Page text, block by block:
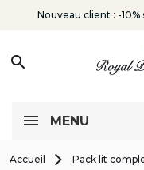
Nouveau client : -
search
MENU
Accueil Pack lit